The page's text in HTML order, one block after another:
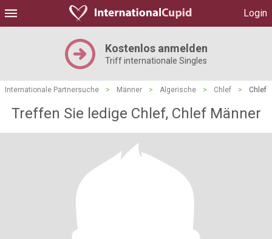
Login
Kostenlos anmelden
Triff internationale Singles
Internationale Partnersuche > Männer > Algerische > Chlef > Chlef
Treffen Sie ledige Chlef, Chlef Männer